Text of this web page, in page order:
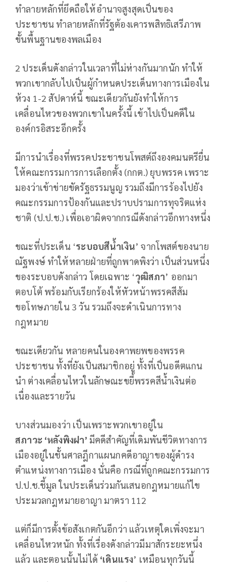
ทำลายหลักที่ยึดถือให้อำนาจสูงสุดเป็นของ
ประชาชน ทำลายหลักที่รัฐต้องเคารพสิทธิเสรีภาพ
ขั้นพื้นฐานของพลเมือง
2 ประเด็นดังกล่าวในเวลาที่ไม่ห่างกันมากนัก ทำให้
พวกเขากลับไปเป็นผู้กำหนดประเด็นทางการเมืองใน
ห้วง 1-2 สัปดาห์นี้ ขณะเดียวกันยังทำให้การ
เคลื่อนไหวของพวกเขาในครั้งนี้ เข้าไปเป็นคดีใน
องค์กรอิสระอีกครั้ง
มีการนำเรื่องที่พรรคประชาชนโพสต์ถึงองคมนตรียื่น
ให้คณะกรรมการการเลือกตั้ง (กกต.) ยุบพรรค เพราะ
มองว่าเข้าข่ายขัดรัฐธรรมนูญ รวมถึงมีการร้องไปยัง
คณะกรรมการป้องกันและปราบปรามการทุจริตแห่ง
ชาติ (ป.ป.ช.) เพื่อเอาผิดจากกรณีดังกล่าวอีกทางหนึ่ง
ขณะที่ประเด็น ‘ระบอบสีน้ำเงิน’ จากโพสต์ของนาย
ณัฐพงษ์ ทำให้หลายฝ่ายที่ถูกพาดพิงว่า เป็นส่วนหนึ่ง
ของระบอบดังกล่าว โดยเฉพาะ ‘วุฒิสภา’ ออกมา
ตอบโต้ พร้อมกับเรียกร้องให้หัวหน้าพรรคสีส้ม
ขอโทษภายใน 3 วัน รวมถึงจะดำเนินการทาง
กฎหมาย
ขณะเดียวกัน หลายคนในองคาพยพของพรรค
ประชาชน ทั้งที่ยังเป็นสมาชิกอยู่ ทั้งที่เป็นอดีตแกน
นำ ต่างเคลื่อนไหวในลักษณะขยี้พรรคสีน้ำเงินต่อ
เนื่องและรายวัน
บางส่วนมองว่า เป็นเพราะพวกเขาอยู่ใน
สภาวะ ‘หลังพิงฝา’ มีคดีสำคัญที่เดิมพันชีวิตทางการ
เมืองอยู่ในชั้นศาลฎีกาแผนกคดีอาญาของผู้ดำรง
ตำแหน่งทางการเมือง นั่นคือ กรณีที่ถูกคณะกรรมการ
ป.ป.ช.ชี้มูล ในประเด็นร่วมกันเสนอกฎหมายแก้ไข
ประมวลกฎหมายอาญา มาตรา 112
แต่ก็มีการตั้งข้อสังเกตกันอีกว่า แล้วเหตุใดเพิ่งจะมา
เคลื่อนไหวหนัก ทั้งที่เรื่องดังกล่าวมีมาสักระยะหนึ่ง
แล้ว และตอนนั้นไม่ได้ ‘เดินแรง’ เหมือนทุกวันนี้